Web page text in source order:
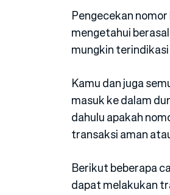
Pengecekan
mengetahui
mungkin terindikasi
Kamu dan juga
masuk ke dalam
dahulu apakah
transaksi aman
Berikut beberapa
dapat melakukan